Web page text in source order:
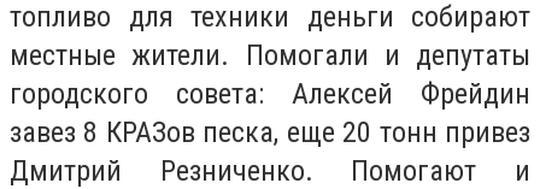
топливо для техники деньги собирают
местные жители. Помогали и депутаты
городского совета: Алексей Фрейдин
завез 8 КРАЗов песка, еще 20 тонн привез
Дмитрий Резниченко. Помогают и